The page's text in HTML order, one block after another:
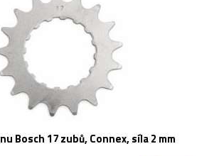
Bosch 17 zubů, Connex, síla 2 mm